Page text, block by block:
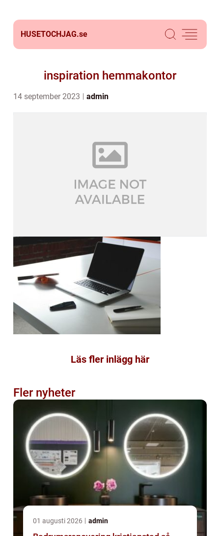
HUSETOCHJAG.se
inspiration hemmakontor
14 september 2023 admin
Läs fler inlägg här
Fler nyheter
01 augusti 2026 admin